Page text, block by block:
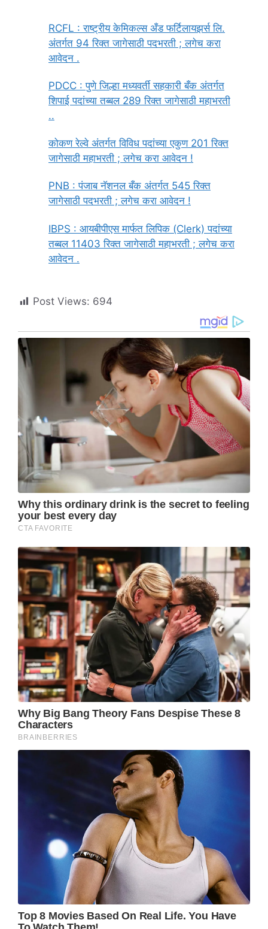
RCFL : राष्ट्रीय केमिकल्स अँड फर्टिलायझर्स लि.
अंतर्गत 94 रिक्त जागेसाठी पदभरती ; लगेच करा
आवेदन .
PDCC : पुणे जिल्हा मध्यवर्ती सहकारी बँक अंतर्गत
शिपाई पदांच्या तब्बल 289 रिक्त जागेसाठी महाभरती
..
कोकण रेल्वे अंतर्गत विविध पदांच्या एकुण 201 रिक्त
जागेसाठी महाभरती ; लगेच करा आवेदन !
PNB : पंजाब नॅशनल बँक अंतर्गत 545 रिक्त
जागेसाठी पदभरती ; लगेच करा आवेदन !
IBPS : आयबीपीएस मार्फत लिपिक (Clerk) पदांच्या
तब्बल 11403 रिक्त जागेसाठी महाभरती ; लगेच करा
आवेदन .
Post Views: 694